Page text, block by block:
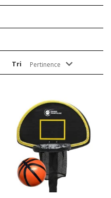
Tri Pertinence